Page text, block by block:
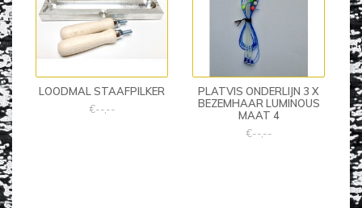
LOODMAL STAAFPILKER
€--,--
PLATVIS ONDERLIJN 3 X
BEZEMHAAR LUMINOUS
MAAT 4
€--,--